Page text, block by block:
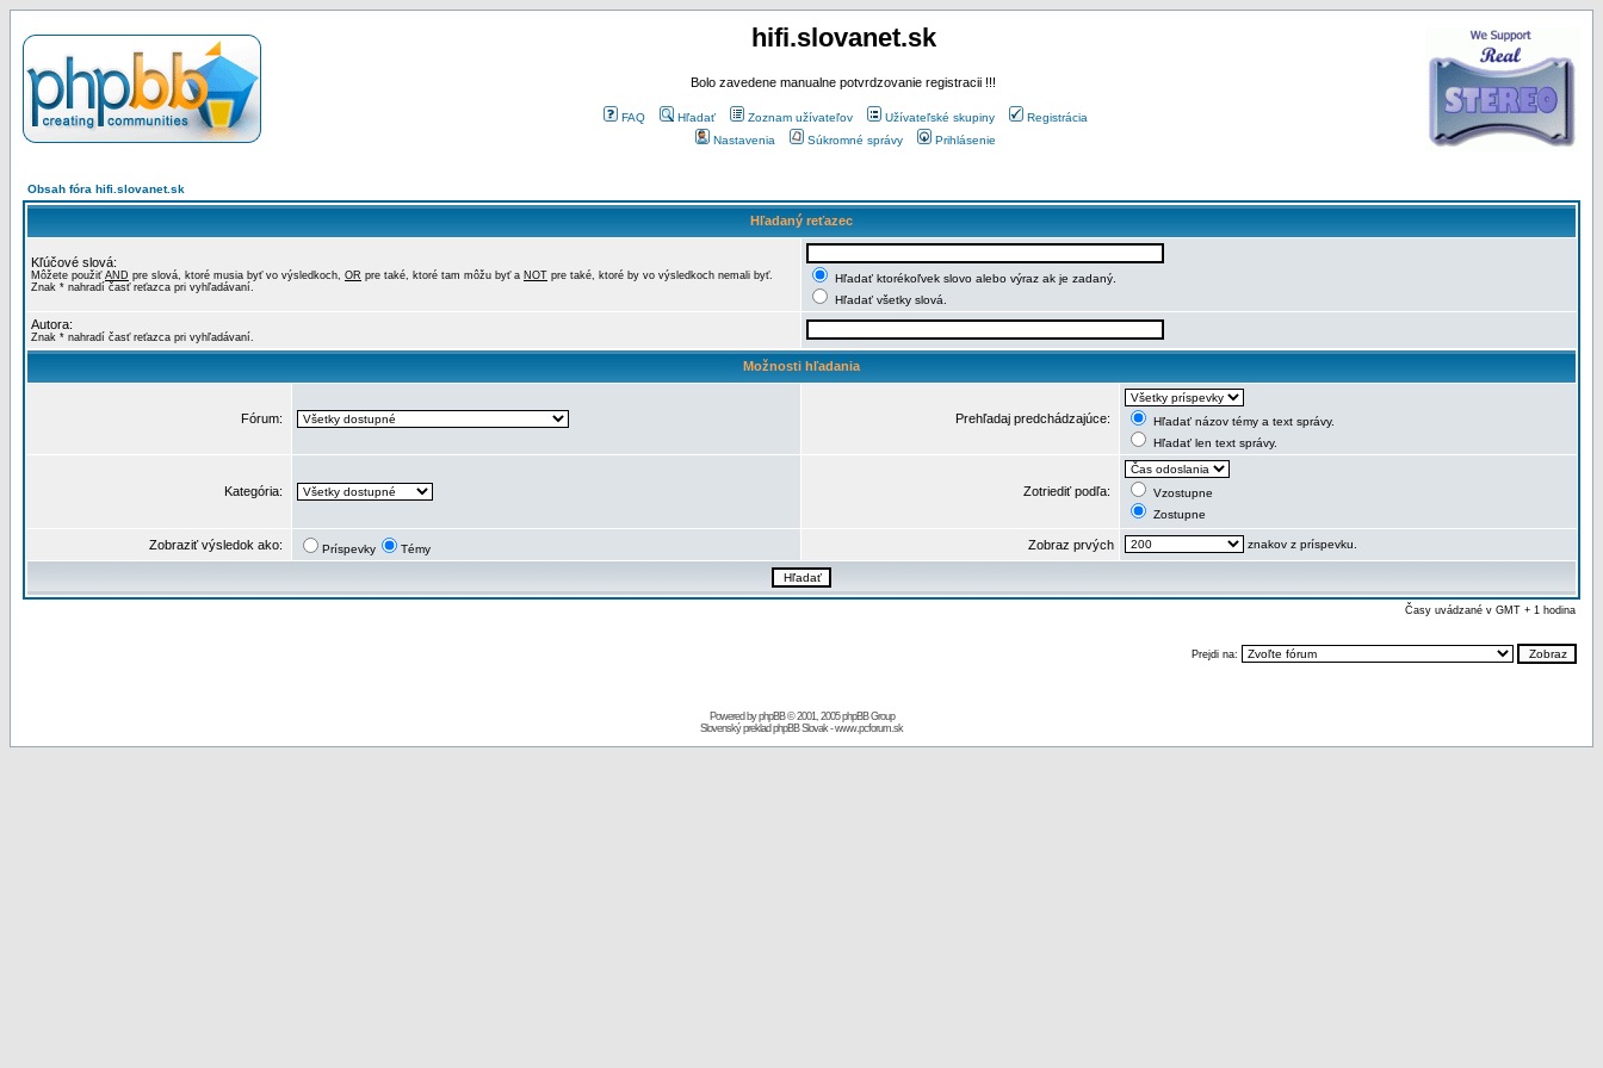
hifi.slovanet.sk
Bolo zavedene manualne potvrdzovanie registracii !!!
FAQ Hľadať Zoznam užívateľov Užívateľské skupiny
Registrácia
Nastavenia
Súkromné správy Prihlásenie
Obsah fóra hifi.slovanet.sk
Hľadaný reťazec
Kľúčové slová:
Môžete použiť AND pre slová, ktoré musia byť vo výsledkoch, OR pre také, ktoré tam môžu byť a NOT pre také, ktoré by vo výsledkoch nemali byť.
Znak * nahradí časť reťazca pri vyhľadávaní.
Hľadať ktorékoľvek slovo alebo výraz ak je zadaný.
Hľadať všetky slová.
Autora:
Znak * nahradí časť reťazca pri vyhľadávaní.
Možnosti hľadania
Fórum: Prehľadaj predchádzajúce:
Hľadať názov témy a text správy.
Hľadať len text správy.
Kategória: Zotriediť podľa:
Vzostupne
Zostupne
Zobraziť výsledok ako: Príspevky Témy Zobraz prvých znakov z príspevku.
Časy uvádzané v GMT + 1 hodina
Prejdi na:
Powered byphpBB© 2001, 2005 phpBB Group
Slovenský preklad phpBB Slovak-www.pcforum.sk